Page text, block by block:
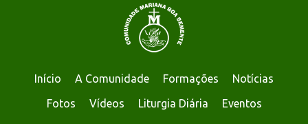
Início A Comunidade Formações
Notícias
Fotos
Vídeos Liturgia Diária
Eventos